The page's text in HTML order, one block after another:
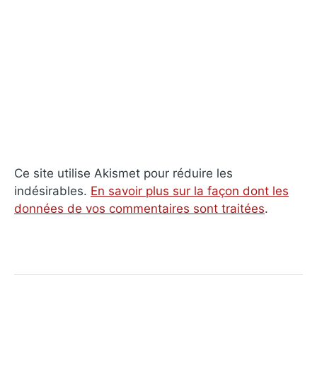
Ce site utilise Akismet pour réduire les
indésirables. En savoir plus sur la façon dont les
données de vos commentaires sont traitées.